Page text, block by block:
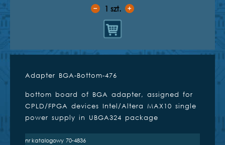
➕
1 szt.
➖
Adapter BGA-Bottom-476
bottom board of BGA adapter, assigned for
CPLD/FPGA devices Intel/Altera MAX10 single
power supply in UBGA324 package
nr katalogowy 70-4836
Kompatybilne programatory
inżynierskie